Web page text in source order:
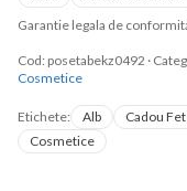
Garantie legala de
Cod: posetabekz0492 ·
Cosmetice
Etichete: Alb Cadou
Cosmetice